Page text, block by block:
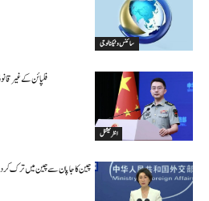
سائنس وٹیکنالوجی
انٹرنیشنل
فلپائن کے غیر
چین کا جاپان سے چین میں ترک کردہ